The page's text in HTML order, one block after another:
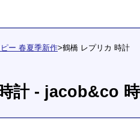
ー 春夏季新作>鶴橋 レプリカ 時計
計 - jacob&co